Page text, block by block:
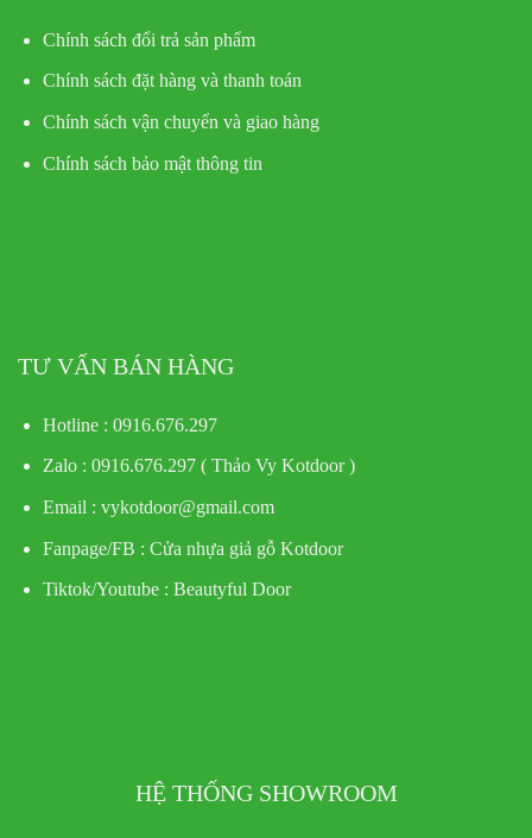
Chính sách đổi trả sản phẩm
Chính sách đặt hàng và thanh toán
Chính sách vận chuyển và giao hàng
Chính sách bảo mật thông tin
TƯ VẤN BÁN HÀNG
Hotline : 0916.676.297
Zalo : 0916.676.297 ( Thảo Vy Kotdoor )
Email : vykotdoor@gmail.com
Fanpage/FB : Cửa nhựa giả gỗ Kotdoor
Tiktok/Youtube : Beautyful Door
HỆ THỐNG SHOWROOM